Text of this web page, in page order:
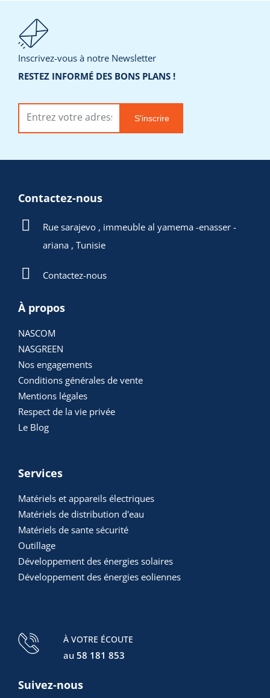
Inscrivez-vous à notre Newsletter
RESTEZ INFORMÉ DES BONS PLANS !
S'inscrire
Contactez-nous
Rue sarajevo , immeuble al yamema -enasser -
ariana , Tunisie
Contactez-nous
À propos
NASCOM
NASGREEN
Nos engagements
Conditions générales de vente
Mentions légales
Respect de la vie privée
Le Blog
Services
Matériels et appareils électriques
Matériels de distribution d'eau
Matériels de sante sécurité
Outillage
Développement des énergies solaires
Développement des énergies eoliennes
À VOTRE ÉCOUTE
au58 181 853
Suivez-nous